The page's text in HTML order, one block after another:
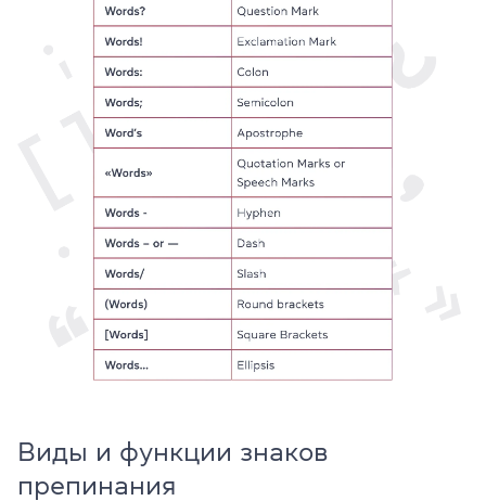
Виды и функции знаков
препинания